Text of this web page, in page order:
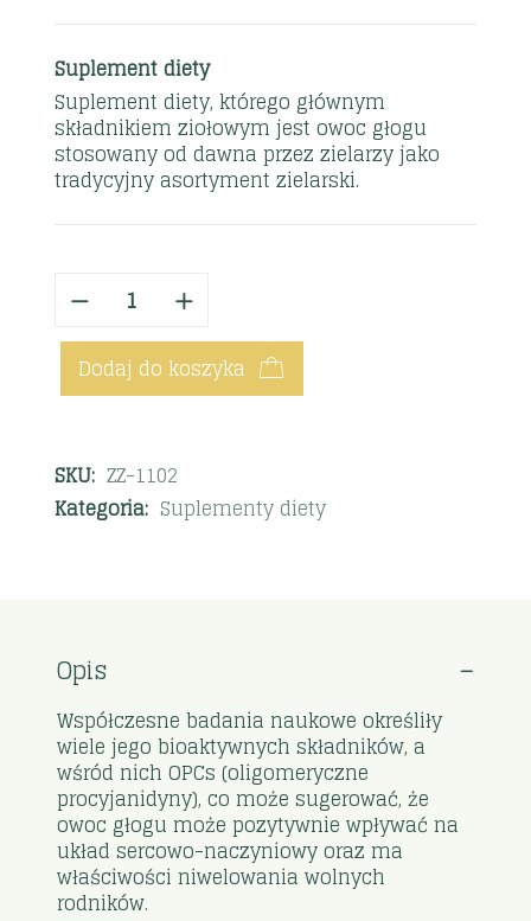
Suplement diety
Suplement diety, którego głównym
składnikiem ziołowym jest owoc głogu
stosowany od dawna przez zielarzy jako
tradycyjny asortyment zielarski.
Dodaj do koszyka
SKU: ZZ-1102
Kategoria: Suplementy diety
Opis
Współczesne badania naukowe określiły
wiele jego bioaktywnych składników, a
wśród nich OPCs (oligomeryczne
procyjanidyny), co może sugerować, że
owoc głogu może pozytywnie wpływać na
układ sercowo-naczyniowy oraz ma
właściwości niwelowania wolnych
rodników.